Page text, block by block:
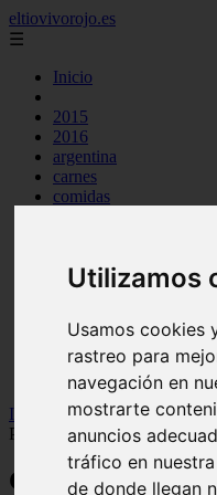
Utilizamos
Usamos cookies
rastreo para
navegación en
mostrarte
anuncios
tráfico en
de donde llegan
eltiovivorojo.es
☰
Inicio
2015
2016
argentina
carnes
comidas
reposteria
venezuela
verduras
Inicio recetas >Comidas
Paso a Paso
Comidas típicas